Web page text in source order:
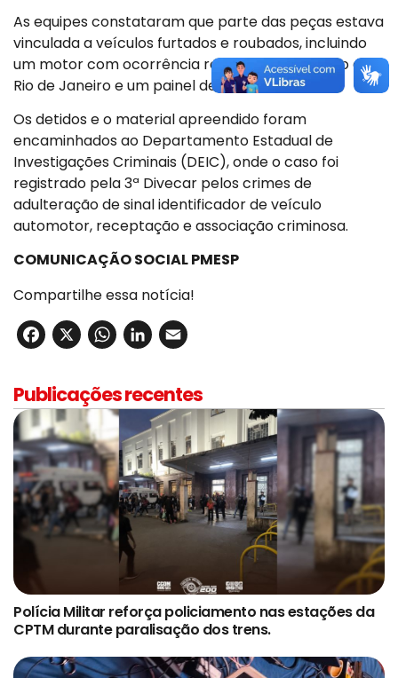
As equipes constataram que parte das peças estava
vinculada a veículos furtados e roubados, incluindo
um motor com ocorrência registrada no Estado do
Rio de Janeiro e um painel de veículo furtado.
Os detidos e o material apreendido foram
encaminhados ao Departamento Estadual de
Investigações Criminais (DEIC), onde o caso foi
registrado pela 3ª Divecar pelos crimes de
adulteração de sinal identificador de veículo
automotor, receptação e associação criminosa.
COMUNICAÇÃO SOCIAL PMESP
Compartilhe essa notícia!
Facebook
X WhatsApp
LinkedIn
Publicações recentes
Polícia Militar reforça policiamento nas estações da
CPTM durante paralisação dos trens.